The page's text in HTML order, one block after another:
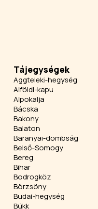
Tájegységek
Aggteleki-hegység
Alföldi-kapu
Alpokalja
Bácska
Bakony
Balaton
Baranyai-dombság
Belső-Somogy
Bereg
Bihar
Bodrogköz
Börzsöny
Budai-hegység
Bükk